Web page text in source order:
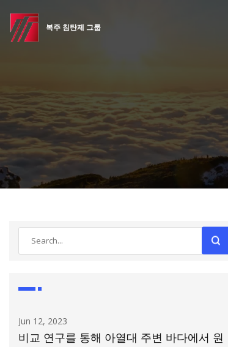
복주 침탄제 그룹
Jun 12, 2023
비교 연구를 통해 아열대 주변 바다에서 원